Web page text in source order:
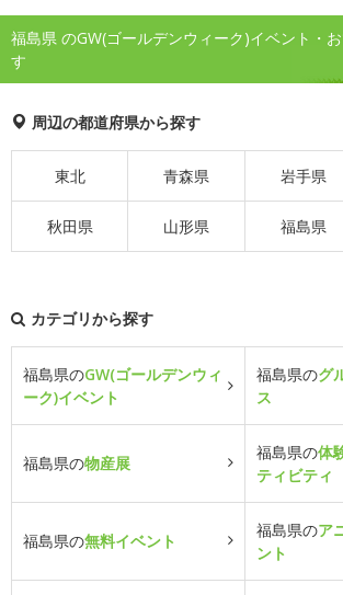
福島県 のGW(ゴールデンウィーク)イベント・
す
周辺の都道府県から探す
東北 青森県 岩手県
秋田県 山形県 福島県
カテゴリから探す
福島県のGW(ゴールデンウィ
ーク)イベント
福島県のグ
ス
福島県の物産展
福島県の体
ティビティ
福島県の無料イベント
福島県のア
ント